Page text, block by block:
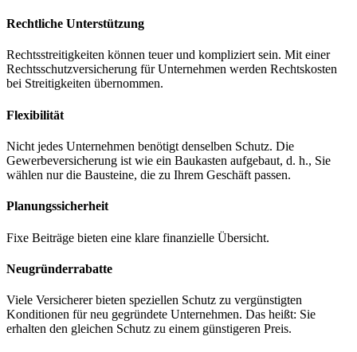
Rechtliche Unterstützung
Rechtsstreitigkeiten können teuer und kompliziert sein. Mit einer
Rechtsschutzversicherung für Unternehmen werden Rechtskosten
bei Streitigkeiten übernommen.
Flexibilität
Nicht jedes Unternehmen benötigt denselben Schutz. Die
Gewerbeversicherung ist wie ein Baukasten aufgebaut, d. h., Sie
wählen nur die Bausteine, die zu Ihrem Geschäft passen.
Planungssicherheit
Fixe Beiträge bieten eine klare finanzielle Übersicht.
Neugründerrabatte
Viele Versicherer bieten speziellen Schutz zu vergünstigten
Konditionen für neu gegründete Unternehmen. Das heißt: Sie
erhalten den gleichen Schutz zu einem günstigeren Preis.